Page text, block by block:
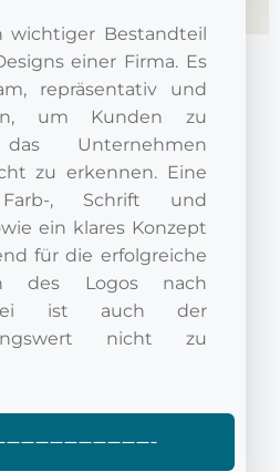
wichtiger Bestandteil
einer Firma. Es
repräsentativ und
um Kunden zu
Unternehmen
zu erkennen. Eine
, Schrift und
ein klares Konzept
für die erfolgreiche
des Logos nach
ist auch der
nicht zu